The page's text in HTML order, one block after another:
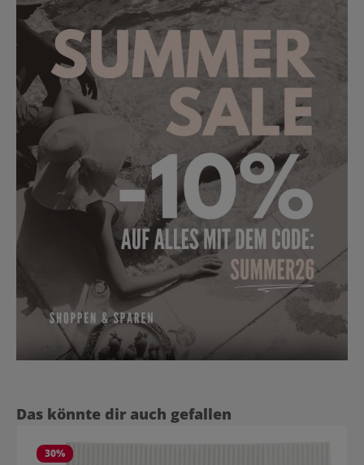
Produktgalerie überspringen
Das könnte dir auch gefallen
30%